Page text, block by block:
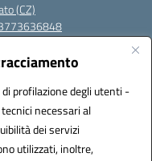
profilazione degli utenti -
necessari al
dei servizi
utilizzati, inoltre,
(CZ)
(IPA): istsc_czrh04000q